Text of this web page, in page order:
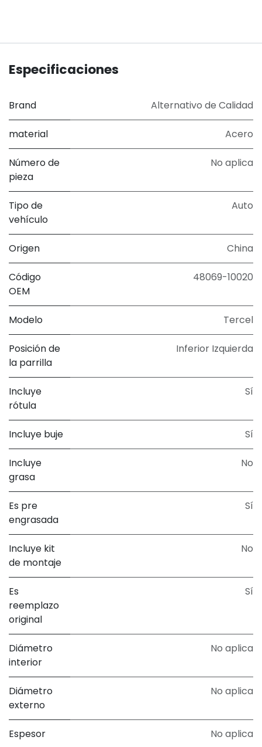
Especificaciones
Brand Alternativo de Calidad
material Acero
Número de
pieza
No aplica
Tipo de
vehículo
Auto
Origen China
Código
OEM
48069-10020
Modelo Tercel
Posición de
la parrilla
Inferior Izquierda
Incluye
rótula
Sí
Incluye buje Sí
Incluye
grasa
No
Es pre
engrasada
Sí
Incluye kit
de montaje
No
Es
reemplazo
original
Sí
Diámetro
interior
No aplica
Diámetro
externo
No aplica
Espesor No aplica